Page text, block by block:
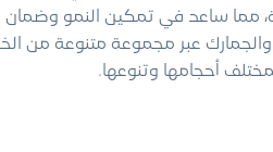
مما ساعد في تمكين النمو وضمان
والجمارك عبر مجموعة متنوعة من
أحجامها وتنوعها.